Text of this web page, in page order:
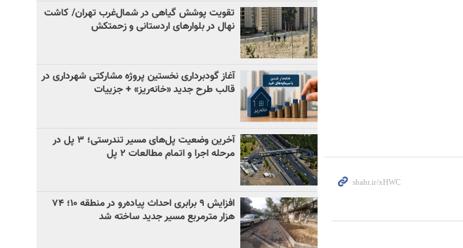
تقویت پوشش گیاهی در شمال‌غرب تهران/ کاشت
نهال در بلوارهای اردستانی و زحمتکش
آغاز گودبرداری نخستین پروژه مشارکتی شهرداری در
قالب طرح جدید «خانه‌ریز» + جزییات
آخرین وضعیت پل‌های مسیر تندرستی؛ ۳ پل در
مرحله اجرا و اتمام مطالعات ۲ پل
افزایش ۹ برابری احداث پیاده‌رو در منطقه ۱۰؛ ۷۴
هزار مترمربع مسیر جدید ساخته شد